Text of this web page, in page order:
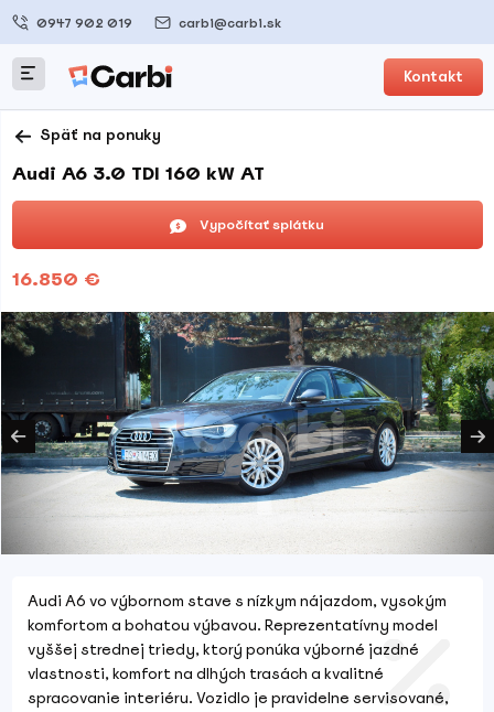
0947 902 019 carbi@carbi.sk
Kontakt
Späť na ponuky
Audi A6 3.0 TDI 160 kW AT
Vypočítať splátku
16.850 €
Audi A6 vo výbornom stave s nízkym nájazdom, vysokým
komfortom a bohatou výbavou. Reprezentatívny model
vyššej strednej triedy, ktorý ponúka výborné jazdné
vlastnosti, komfort na dlhých trasách a kvalitné
spracovanie interiéru. Vozidlo je pravidelne servisované,